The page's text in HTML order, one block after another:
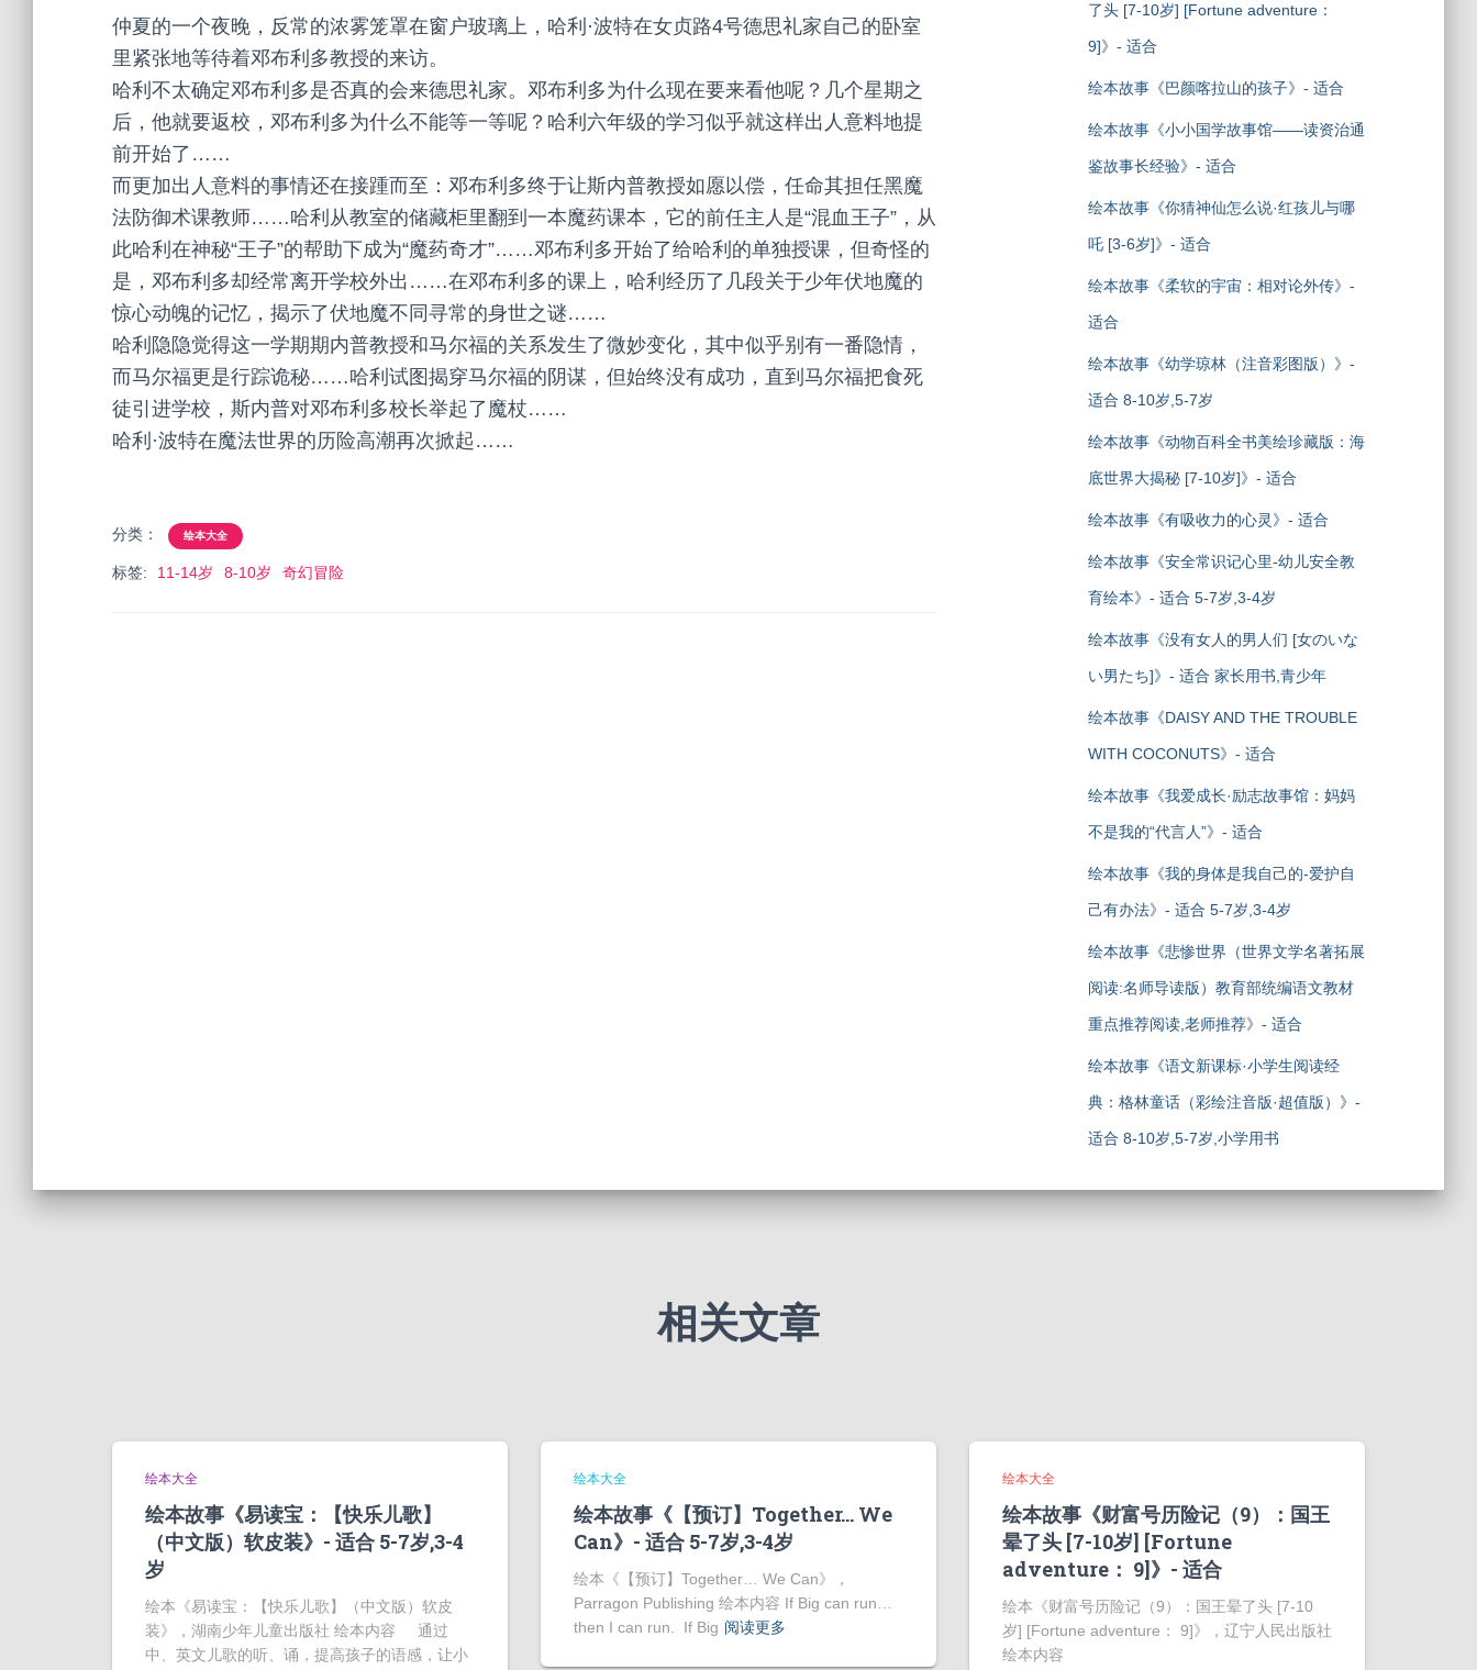
仲夏的一个夜晚，反常的浓雾笼罩在窗户玻璃上，哈利·波特在女贞路4号德思礼家自己的卧室
里紧张地等待着邓布利多教授的来访。
哈利不太确定邓布利多是否真的会来德思礼家。邓布利多为什么现在要来看他呢？几个星期之
后，他就要返校，邓布利多为什么不能等一等呢？哈利六年级的学习似乎就这样出人意料地提
前开始了……
而更加出人意料的事情还在接踵而至：邓布利多终于让斯内普教授如愿以偿，任命其担任黑魔
法防御术课教师……哈利从教室的储藏柜里翻到一本魔药课本，它的前任主人是“混血王子”，从
此哈利在神秘“王子”的帮助下成为“魔药奇才”……邓布利多开始了给哈利的单独授课，但奇怪的
是，邓布利多却经常离开学校外出……在邓布利多的课上，哈利经历了几段关于少年伏地魔的
惊心动魄的记忆，揭示了伏地魔不同寻常的身世之谜……
哈利隐隐觉得这一学期期内普教授和马尔福的关系发生了微妙变化，其中似乎别有一番隐情，
而马尔福更是行踪诡秘……哈利试图揭穿马尔福的阴谋，但始终没有成功，直到马尔福把食死
徒引进学校，斯内普对邓布利多校长举起了魔杖……
哈利·波特在魔法世界的历险高潮再次掀起……
分类： 绘本大全
标签: 11-14岁 8-10岁 奇幻冒险
了头 [7-10岁] [Fortune adventure：
9]》- 适合
绘本故事《巴颜喀拉山的孩子》- 适合
绘本故事《小小国学故事馆——读资治通
鉴故事长经验》- 适合
绘本故事《你猜神仙怎么说·红孩儿与哪
吒 [3-6岁]》- 适合
绘本故事《柔软的宇宙：相对论外传》-
适合
绘本故事《幼学琼林（注音彩图版）》-
适合 8-10岁,5-7岁
绘本故事《动物百科全书美绘珍藏版：海
底世界大揭秘 [7-10岁]》- 适合
绘本故事《有吸收力的心灵》- 适合
绘本故事《安全常识记心里-幼儿安全教
育绘本》- 适合 5-7岁,3-4岁
绘本故事《没有女人的男人们 [女のいな
い男たち]》- 适合 家长用书,青少年
绘本故事《DAISY AND THE TROUBLE
WITH COCONUTS》- 适合
绘本故事《我爱成长·励志故事馆：妈妈
不是我的“代言人”》- 适合
绘本故事《我的身体是我自己的-爱护自
己有办法》- 适合 5-7岁,3-4岁
绘本故事《悲惨世界（世界文学名著拓展
阅读:名师导读版）教育部统编语文教材
重点推荐阅读,老师推荐》- 适合
绘本故事《语文新课标·小学生阅读经
典：格林童话（彩绘注音版·超值版）》-
适合 8-10岁,5-7岁,小学用书
相关文章
绘本大全
绘本故事《易读宝：【快乐儿歌】
（中文版）软皮装》- 适合 5-7岁,3-4
岁
绘本《易读宝：【快乐儿歌】（中文版）软皮
装》，湖南少年儿童出版社 绘本内容 通过
中、英文儿歌的听、诵，提高孩子的语感，让小
绘本大全
绘本故事《【预订】Together… We
Can》- 适合 5-7岁,3-4岁
绘本《【预订】Together… We Can》，
Parragon Publishing 绘本内容 If Big can run…
then I can run. If Big 阅读更多
绘本大全
绘本故事《财富号历险记（9）：国王
晕了头 [7-10岁] [Fortune
adventure： 9]》- 适合
绘本《财富号历险记（9）：国王晕了头 [7-10
岁] [Fortune adventure： 9]》，辽宁人民出版社
绘本内容